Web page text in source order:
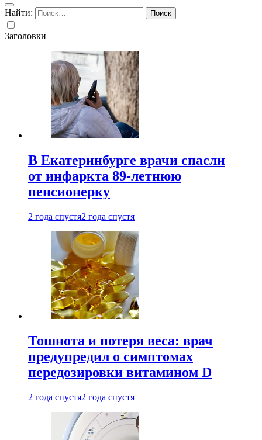
Найти:
Заголовки
В Екатеринбурге врачи спасли
от инфаркта 89-летнюю
пенсионерку
2 года спустя2 года спустя
Тошнота и потеря веса: врач
предупредил о симптомах
передозировки витамином D
2 года спустя2 года спустя